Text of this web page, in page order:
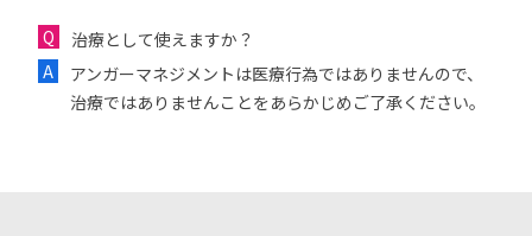
治療として使えますか？
アンガーマネジメントは医療行為ではありませんので、
治療ではありませんことをあらかじめご了承ください。